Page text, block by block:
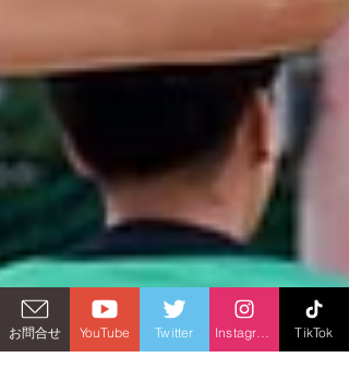
お問合せ YouTube Twitter TikTok